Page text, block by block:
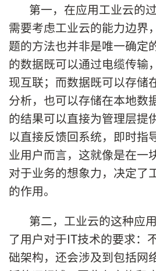
第一，在应用工业云的
需要考虑工业云的能力边界
题的方法也并非是唯一确定
的数据既可以通过电缆传输
现互联；而数据既可以存储
分析，也可以存储在本地数
的结果可以直接为管理层提
以直接反馈回系统，即时
业用户而言，这就像是在一
对于业务的想象力，决定了
的作用。
第二，工业云的这种应
了用户对于IT技术的要求：
础架构，还会涉及到包括网